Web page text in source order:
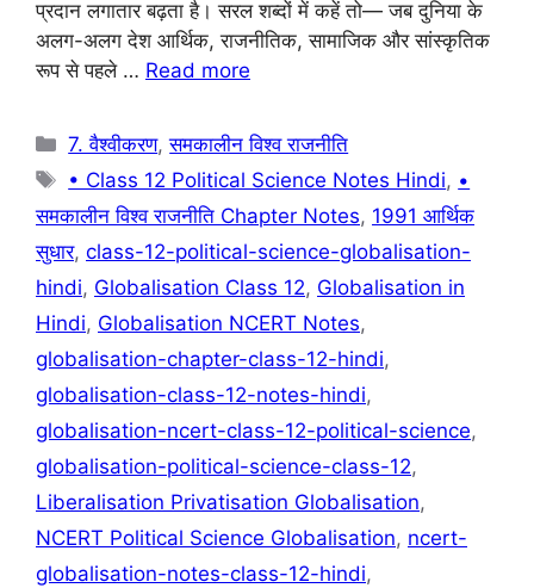
o
o
p
p
m
प्रदान लगातार बढ़ता है। सरल शब्दों में कहें तो— जब दुनिया के
अलग-अलग देश आर्थिक, राजनीतिक, सामाजिक और सांस्कृतिक
रूप से पहले … Read more
Categories
7. वैश्वीकरण,समकालीन विश्व राजनीति
Tags
• Class 12 Political Science Notes Hindi, •
समकालीन विश्व राजनीति Chapter Notes, 1991 आर्थिक
सुधार, class-12-political-science-globalisation-
hindi, Globalisation Class 12, Globalisation in
Hindi, Globalisation NCERT Notes,
globalisation-chapter-class-12-hindi,
globalisation-class-12-notes-hindi,
globalisation-ncert-class-12-political-science,
globalisation-political-science-class-12,
Liberalisation Privatisation Globalisation,
NCERT Political Science Globalisation, ncert-
globalisation-notes-class-12-hindi,